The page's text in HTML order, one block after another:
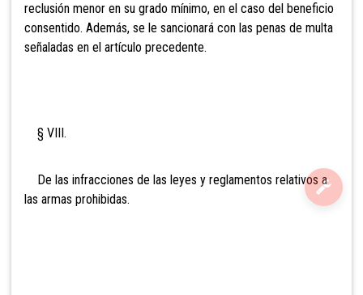
reclusión menor en su grado mínimo, en el caso del beneficio
consentido. Además, se le sancionará con las penas de multa
señaladas en el artículo precedente.
§ VIII.
De las infracciones de las leyes y reglamentos relativos a
las armas prohibidas.